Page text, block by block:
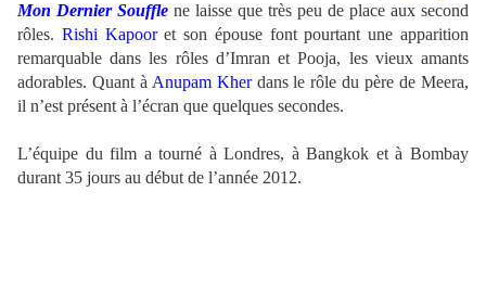
Mon Dernier Souffle ne laisse que très peu de place aux second
rôles. Rishi Kapooret son épouse font pourtant une apparition
remarquable dans les rôles d’Imran et Pooja, les vieux amants
adorables. Quant à Anupam Kherdans le rôle du père de Meera,
il n’est présent à l’écran que quelques secondes.
L’équipe du film a tourné à Londres, à Bangkok et à Bombay
durant 35 jours au début de l’année 2012.